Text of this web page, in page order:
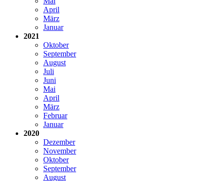
April
März
Januar
2021
Oktober
September
August
Juli
Juni
Mai
April
März
Februar
Januar
2020
Dezember
November
Oktober
September
August